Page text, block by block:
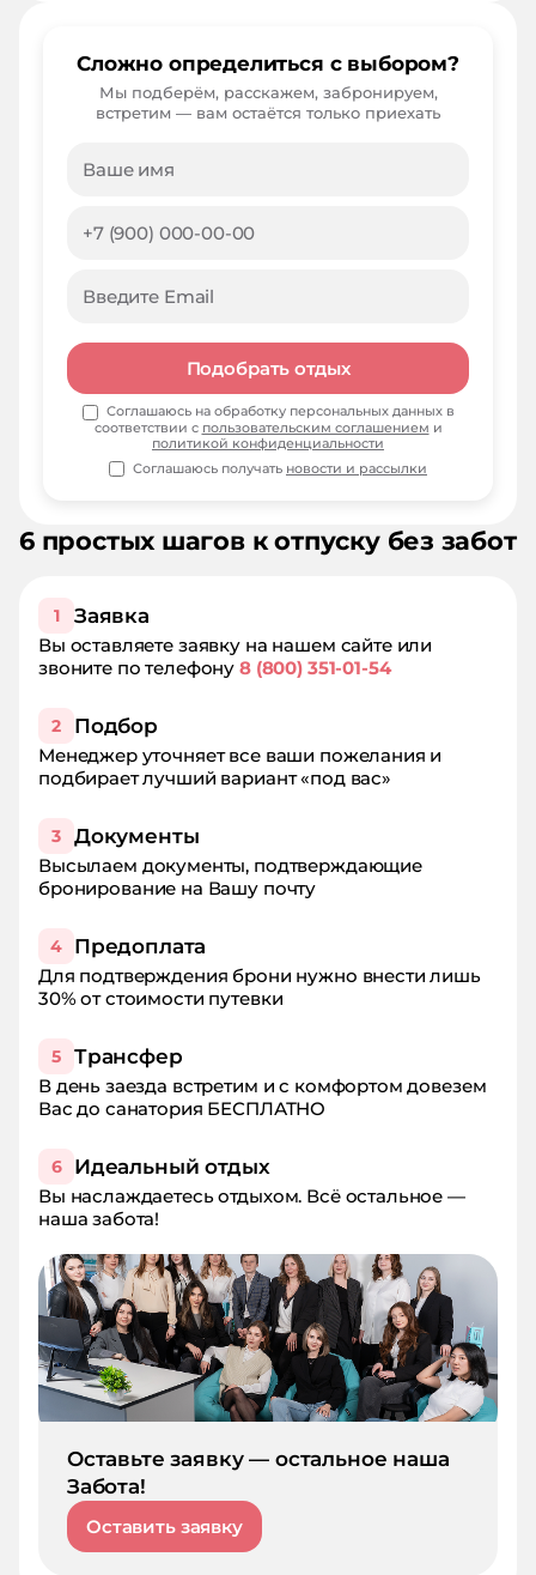
6 простых шагов к отпуску без забот
1 Заявка
Вы оставляете заявку на нашем сайте или
звоните по телефону8 (800) 351-01-54
2 Подбор
Менеджер уточняет все ваши пожелания и
подбирает лучший вариант «под вас»
3 Документы
Высылаем документы, подтверждающие
бронирование на Вашу почту
4 Предоплата
Для подтверждения брони нужно внести лишь
30% от стоимости путевки
5 Трансфер
В день заезда встретим и с комфортом довезем
Вас до санатория БЕСПЛАТНО
6 Идеальный отдых
Вы наслаждаетесь отдыхом. Всё остальное —
наша забота!
Оставьте заявку — остальное наша
Забота!
Оставить заявку
Сложно определиться с выбором?
Мы подберём, расскажем, забронируем,
встретим — вам остаётся только приехать
Подобрать отдых
Соглашаюсь на обработку персональных данных в
соответствии с пользовательским соглашением и
политикой конфиденциальности
Соглашаюсь получать новости и рассылки